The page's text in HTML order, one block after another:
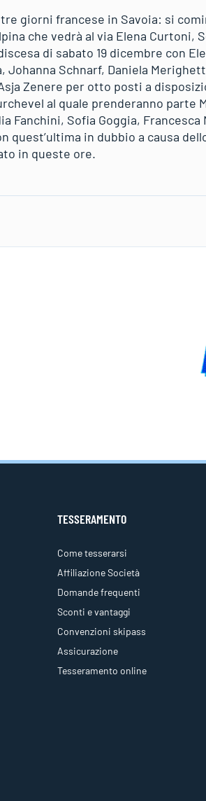
giorni francese in Savoia: si
che vedrà al via Elena Curtoni,
di sabato 19 dicembre con
Johanna Schnarf, Daniela
Zenere per otto posti a
al quale prenderanno parte
Fanchini, Sofia Goggia, Francesca
quest’ultima in dubbio a causa
in queste ore.
TESSERAMENTO
Come tesserarsi
Affiliazione Società
Domande frequenti
Sconti e vantaggi
Convenzioni skipass
Assicurazione
Tesseramento online